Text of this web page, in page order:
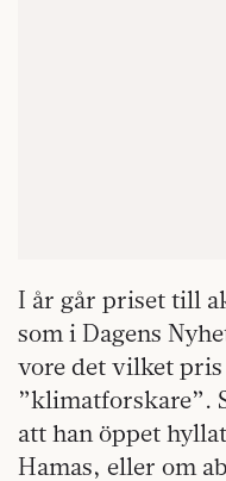
I år går priset till
som i Dagens
vore det vilket
”klimatforskare”.
att han öppet
Hamas, eller om